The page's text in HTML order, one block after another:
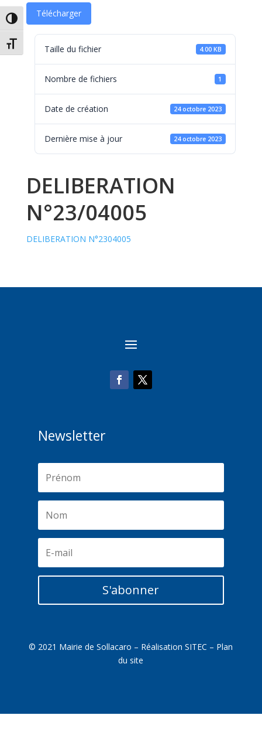
Passer en contraste élevé
Changer la taille de la police
Télécharger
Taille du fichier 4.00 KB
Nombre de fichiers 1
Date de création 24 octobre 2023
Dernière mise à jour 24 octobre 2023
DELIBERATION
N°23/04005
DELIBERATION N°2304005
Newsletter
S'abonner
© 2021 Mairie de Sollacaro – RéalisationSITEC – Plan
du site